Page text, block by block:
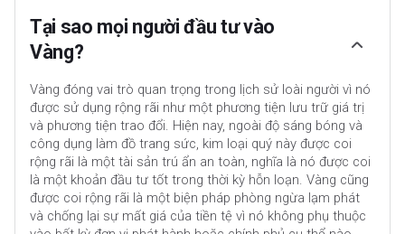
Tại sao mọi người đầu tư vào
Vàng?
Vàng đóng vai trò quan trọng trong lịch sử loài người vì nó
được sử dụng rộng rãi như một phương tiện lưu trữ giá trị
và phương tiện trao đổi. Hiện nay, ngoài độ sáng bóng và
công dụng làm đồ trang sức, kim loại quý này được coi
rộng rãi là một tài sản trú ẩn an toàn, nghĩa là nó được coi
là một khoản đầu tư tốt trong thời kỳ hỗn loạn. Vàng cũng
được coi rộng rãi là một biện pháp phòng ngừa lạm phát
và chống lại sự mất giá của tiền tệ vì nó không phụ thuộc